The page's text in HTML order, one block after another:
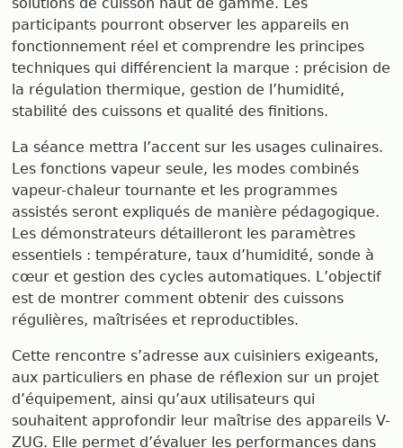
participants pourront observer les appareils en
fonctionnement réel et comprendre les principes
techniques qui différencient la marque : précision de
la régulation thermique, gestion de l’humidité,
stabilité des cuissons et qualité des finitions.
La séance mettra l’accent sur les usages culinaires.
Les fonctions vapeur seule, les modes combinés
vapeur-chaleur tournante et les programmes
assistés seront expliqués de manière pédagogique.
Les démonstrateurs détailleront les paramètres
essentiels : température, taux d’humidité, sonde à
cœur et gestion des cycles automatiques. L’objectif
est de montrer comment obtenir des cuissons
régulières, maîtrisées et reproductibles.
Cette rencontre s’adresse aux cuisiniers exigeants,
aux particuliers en phase de réflexion sur un projet
d’équipement, ainsi qu’aux utilisateurs qui
souhaitent approfondir leur maîtrise des appareils V-
ZUG. Elle permet d’évaluer les performances dans